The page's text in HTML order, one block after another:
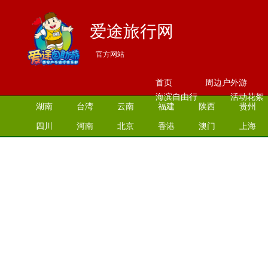
爱途旅行网
官方网站
首页
周边户外游
海滨自由行
活动花絮
湖南
台湾 云南 福建 陕西
贵州
四川
河南 北京 香港 澳门
上海